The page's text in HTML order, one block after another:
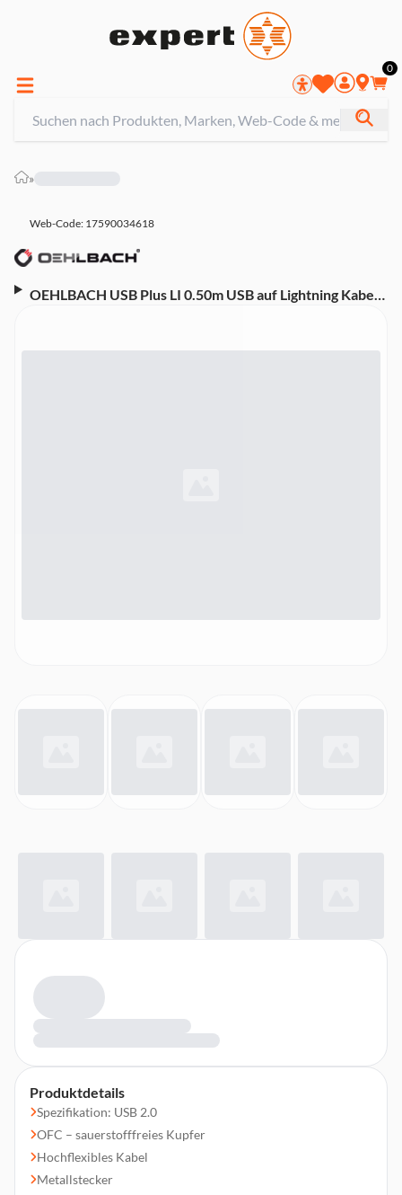
0
»
Web-Code: 17590034618
OEHLBACH USB Plus LI 0.50m USB auf Lightning Kabel
Produktdetails
Spezifikation: USB 2.0
OFC – sauerstofffreies Kupfer
Hochflexibles Kabel
Metallstecker